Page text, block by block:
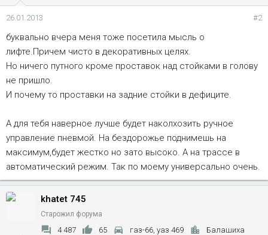
26.01.2013 #2
буквально вчера меня тоже посетила мысль о
лифте.Причем чисто в декоративных целях.
Но ничего путного кроме проставок над стойками в голову
не пришло.
И почему то проставки на задние стойки в дефиците.
А для тебя наверное лучше будет наколхозить ручное
управление пневмой. На бездорожье поднимешь на
максимум,будет жестко но зато высоко. А на трассе в
автоматический режим. Так по моему универсально очень.
khatet 745
Старожил форума
4 487 65 газ-66, уаз 469 Балашиха